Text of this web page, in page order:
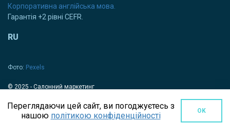
Переглядаючи цей сайт, ви погоджуєтесь з
нашою політикою конфіденційності OK
Корпоративна англійська мова.
Гарантія +2 рівні CEFR.
RU
Фото: Pexels
© 2025 - Салонний маркетинг